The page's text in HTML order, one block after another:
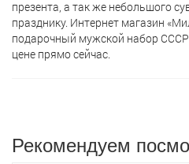
презента, а так же небольшого
празднику. Интернет магазин
подарочный мужской набор СССР
цене прямо сейчас.
Рекомендуем